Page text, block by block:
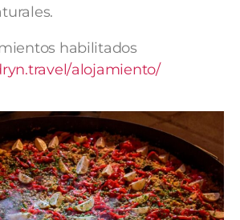
habilitados
alojamiento/